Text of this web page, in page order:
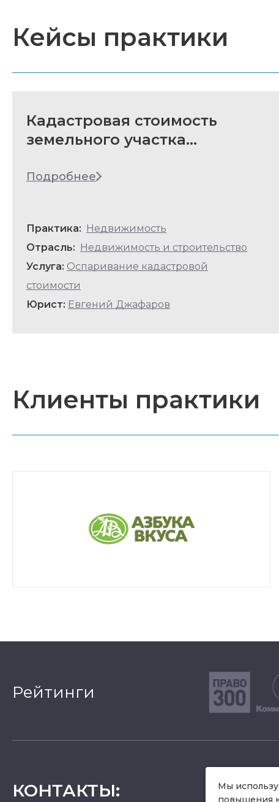
Кейсы практики
Кадастровая стоимость
земельного участка
Подробнее
Практика:
Недвижимость
Отрасль:
Недвижимость и строительство
Услуга: Оспаривание кадастровой
стоимости
Юрист: Евгений Джафаров
Клиенты практики
Рейтинги
КОНТАКТЫ:
Мы
повышения